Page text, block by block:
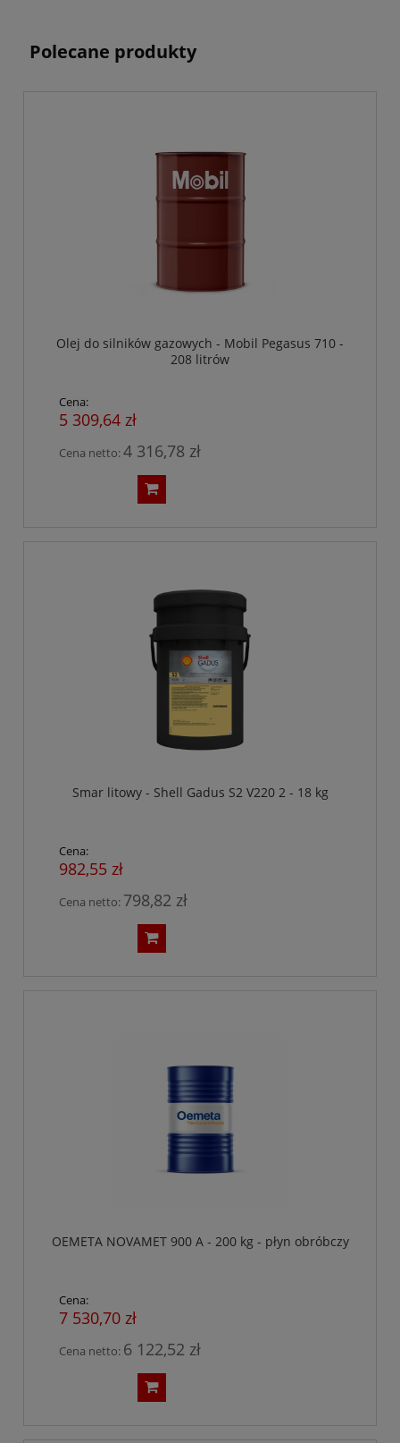
Polecane produkty
Olej do silników gazowych - Mobil Pegasus 710 -
208 litrów
Cena:
5 309,64 zł
Cena netto:4 316,78 zł
Smar litowy - Shell Gadus S2 V220 2 - 18 kg
Cena:
982,55 zł
Cena netto: 798,82 zł
OEMETA NOVAMET 900 A - 200 kg - płyn obróbczy
Cena:
7 530,70 zł
Cena netto: 6 122,52 zł